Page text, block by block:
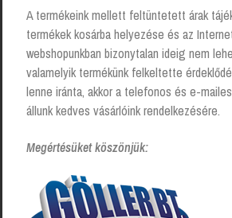
A termékeink mellett feltüntetett árak
termékek kosárba helyezése és az
webshopunkban bizonytalan ideig nem
valamelyik termékünk felkeltette
lenne iránta, akkor a telefonos és e-
állunk kedves vásárlóink rendelkezésére.
Megértésüket köszönjük: